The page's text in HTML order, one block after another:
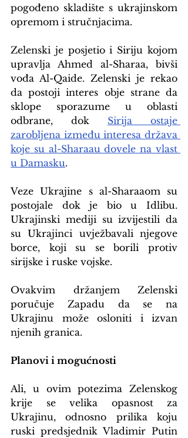
pogođeno skladište s ukrajinskom
opremom i stručnjacima.
Zelenski je posjetio i Siriju kojom
upravlja Ahmed al-Sharaa, bivši
vođa Al-Qaide. Zelenski je rekao
da postoji interes obje strane da
sklope sporazume u oblasti
odbrane, dok Sirija ostaje
zarobljena između interesa država
koje su al-Sharaau dovele na vlast
u Damasku.
Veze Ukrajine s al-Sharaaom su
postojale dok je bio u Idlibu.
Ukrajinski mediji su izvijestili da
su Ukrajinci uvježbavali njegove
borce, koji su se borili protiv
sirijske i ruske vojske.
Ovakvim držanjem Zelenski
poručuje Zapadu da se na
Ukrajinu može osloniti i izvan
njenih granica.
Planovi i mogućnosti
Ali, u ovim potezima Zelenskog
krije se velika opasnost za
Ukrajinu, odnosno prilika koju
ruski predsjednik Vladimir Putin